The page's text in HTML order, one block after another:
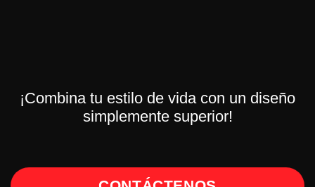
¡Combina tu estilo de vida con un diseño
simplemente superior!